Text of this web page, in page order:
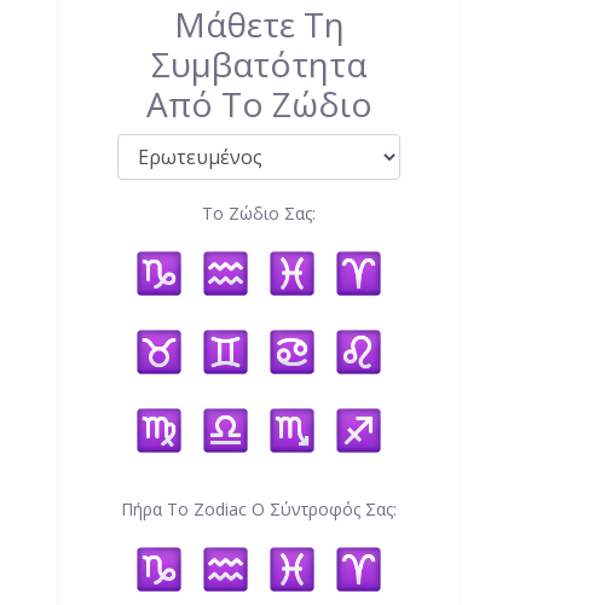
Μάθετε Τη
Συμβατότητα
Από Το Ζώδιο
Το Ζώδιο Σας:
Πήρα Το Zodiac Ο Σύντροφός Σας: